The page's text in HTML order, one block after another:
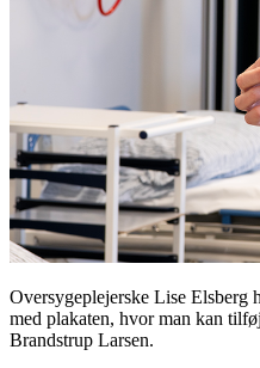
Oversygeplejerske Lise Elsberg
med plakaten, hvor man kan
Brandstrup Larsen.